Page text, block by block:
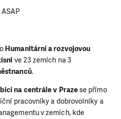
Humanitární a rozvojovou
ve 23 zemích na 3
.
na centrále v Prazese přímo
pracovníky a dobrovolníky a
v zemích, kde